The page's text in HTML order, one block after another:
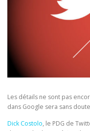
Les détails ne sont pas
dans Google sera sans
Dick Costolo, le PDG de